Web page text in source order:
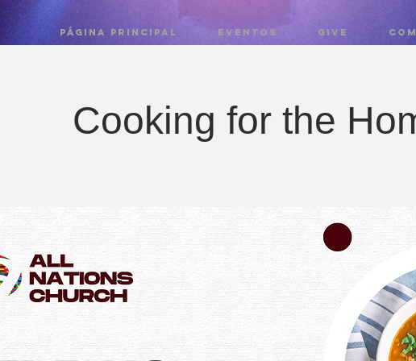
PÁGINA PRINCIPAL EVENTOS GIVE
Cooking for the